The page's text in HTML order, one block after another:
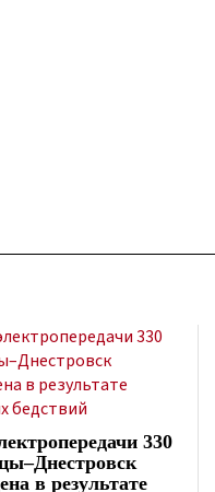
330
в результате